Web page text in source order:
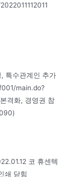
특수관계인 추가
main.do?
격화, 경영권 참
코 휴센텍
쇄 닫힘